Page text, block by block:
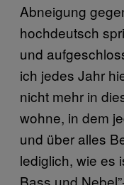
Abneigung
hochdeutsch
und
ich jedes Jahr
nicht mehr in
wohne, in dem
und über alles
lediglich, wie es
Bass und